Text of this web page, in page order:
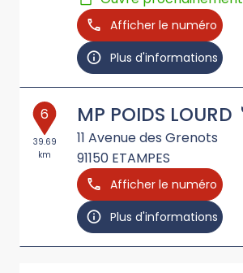
Afficher le numéro
Plus d'informations
6
39.69
km
MP POIDS LOURD
11 Avenue des Grenots
91150 ETAMPES
Afficher le numéro
Plus d'informations